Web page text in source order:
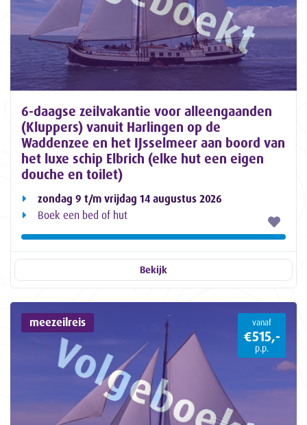
6-daagse zeilvakantie voor alleengaanden
(Kluppers) vanuit Harlingen op de
Waddenzee en het IJsselmeer aan boord van
het luxe schip Elbrich (elke hut een eigen
douche en toilet)
zondag 9 t/m vrijdag 14 augustus 2026
Boek een bed of hut
Bekijk
meezeilreis vanaf
€515,-
p.p.